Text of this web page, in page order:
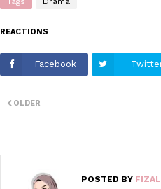
REACTIONS
Facebook
OLDER
POSTED BY